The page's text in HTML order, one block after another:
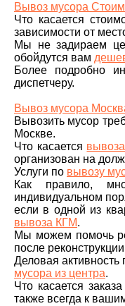
Вывоз мусора
Что касается
зависимости от
Мы не задираем
обойдутся вам
Более подробно
диспетчеру.
Вывоз мусора
Вывозить мусор
Москве.
Что касается
организован на
Услуги по вывозу
Как правило,
индивидуальном
если в одной из
вывоза КГМ.
Мы можем помочь
после
Деловая активность
мусора из центра.
Что касается
также всегда к